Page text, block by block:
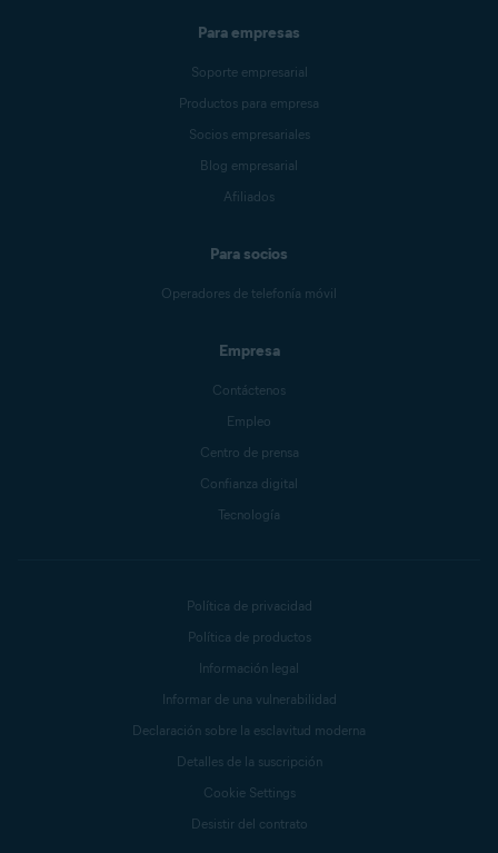
Para empresas
Soporte empresarial
Productos para empresa
Socios empresariales
Blog empresarial
Afiliados
Para socios
Operadores de telefonía móvil
Empresa
Contáctenos
Empleo
Centro de prensa
Confianza digital
Tecnología
Política de privacidad
Política de productos
Información legal
Informar de una vulnerabilidad
Declaración sobre la esclavitud moderna
Detalles de la suscripción
Cookie Settings
Desistir del contrato